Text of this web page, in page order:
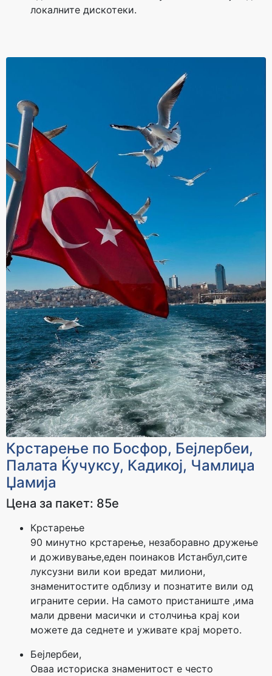
локалните дискотеки.
Крстарење по Босфор, Бејлербеи,
Палата Ќучуксу, Кадикој, Чамлиџа
Џамија
Цена за пакет: 85е
Крстарење
90 минутно крстарење, незаборавно дружење
и доживување,еден поинаков Истанбул,сите
луксузни вили кои вредат милиони,
знаменитостите одблизу и познатите вили од
играните серии. На самото пристаниште ,има
мали дрвени масички и столчиња крај кои
можете да седнете и уживате крај морето.
Бејлербеи,
Оваа историска знаменитост е често